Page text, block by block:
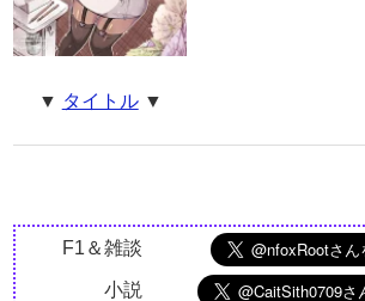
▼ タイトル▼
F1＆雑談
小説